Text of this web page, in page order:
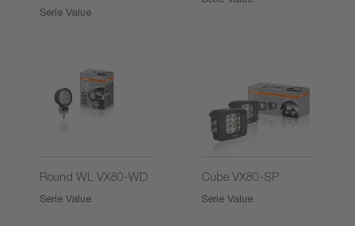
Serie Value
Round WL VX80-WD
Serie Value
Cube VX80-SP
Serie Value